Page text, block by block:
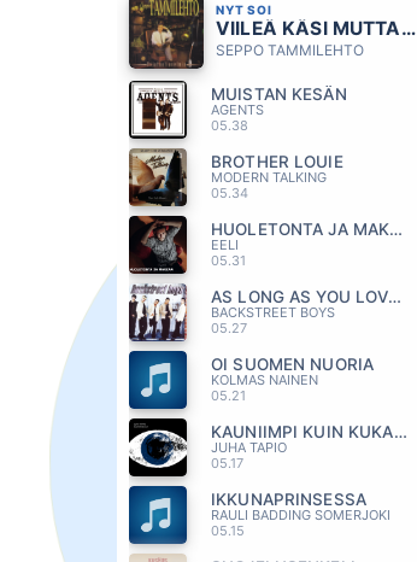
NYT SOI
VIILEÄ KÄSI MUTTA LÄMMIN SYDÄN
SEPPO TAMMILEHTO
MUISTAN KESÄN
AGENTS
05.38
BROTHER LOUIE
MODERN TALKING
05.34
HUOLETONTA JA MAKEAA
EELI
05.31
AS LONG AS YOU LOVE ME
BACKSTREET BOYS
05.27
OI SUOMEN NUORIA
KOLMAS NAINEN
05.21
KAUNIIMPI KUIN KUKAAN MUU
JUHA TAPIO
05.17
IKKUNAPRINSESSA
RAULI BADDING SOMERJOKI
05.15